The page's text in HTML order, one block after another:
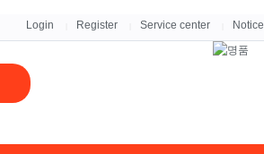
Login Register Service center Notice